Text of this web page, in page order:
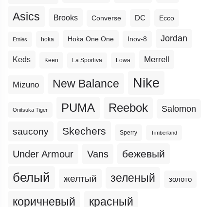
Asics Brooks Converse DC Ecco
Etnies hoka Hoka One One Inov-8 Jordan
Keds Keen La Sportiva Lowa Merrell
Mizuno New Balance Nike
Onitsuka Tiger PUMA Reebok Salomon
saucony Skechers Sperry Timberland
Under Armour Vans бежевый
белый желтый зеленый золото
коричневый красный